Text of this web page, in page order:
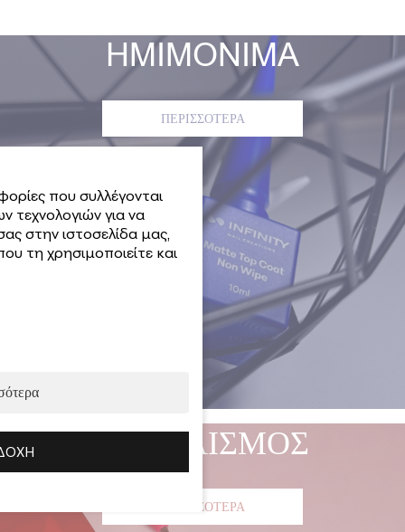
HMIMONIMA
ΠΕΡΙΣΣΟΤΕΡΑ
ΕΞΟΠΛΙΣΜΟΣ
ΠΕΡΙΣΣΟΤΕΡΑ
που συλλέγονται
τεχνολογιών για να
στην ιστοσελίδα μας,
τη χρησιμοποιείτε και